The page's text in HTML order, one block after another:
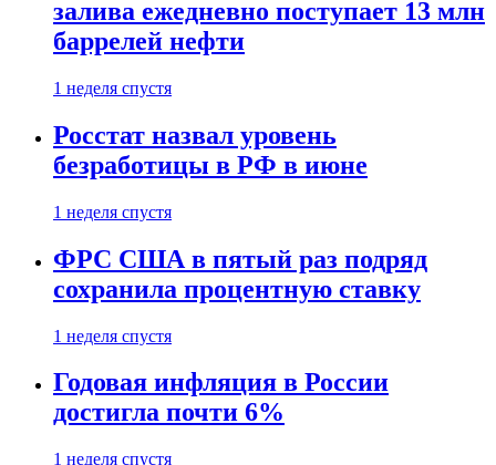
залива ежедневно поступает 13 млн
баррелей нефти
1 неделя спустя
Росстат назвал уровень
безработицы в РФ в июне
1 неделя спустя
ФРС США в пятый раз подряд
сохранила процентную ставку
1 неделя спустя
Годовая инфляция в России
достигла почти 6%
1 неделя спустя